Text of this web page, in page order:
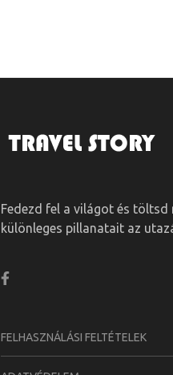
Fedezd fel a világot és töltsd
különleges pillanatait az
FELHASZNÁLÁSI FELTÉTELEK